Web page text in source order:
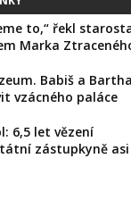
to,“ řekl
Marka
Babiš a Bartha
vzácného paláce
6,5 let vězení
zástupkyně asi